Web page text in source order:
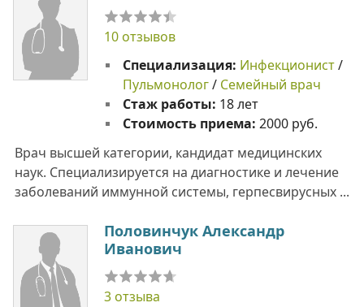
10 отзывов
Специализация: Инфекционист/
Пульмонолог/ Семейный врач
Стаж работы: 18 лет
Стоимость приема: 2000 руб.
Врач высшей категории, кандидат медицинских
наук. Специализируется на диагностике и лечение
заболеваний иммунной системы, герпесвирусных ...
Половинчук Александр
Иванович
3 отзыва